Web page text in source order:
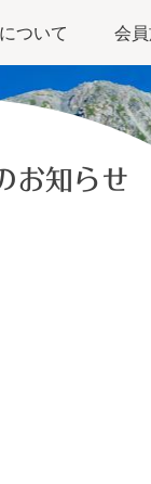
ついて 会
お知らせ